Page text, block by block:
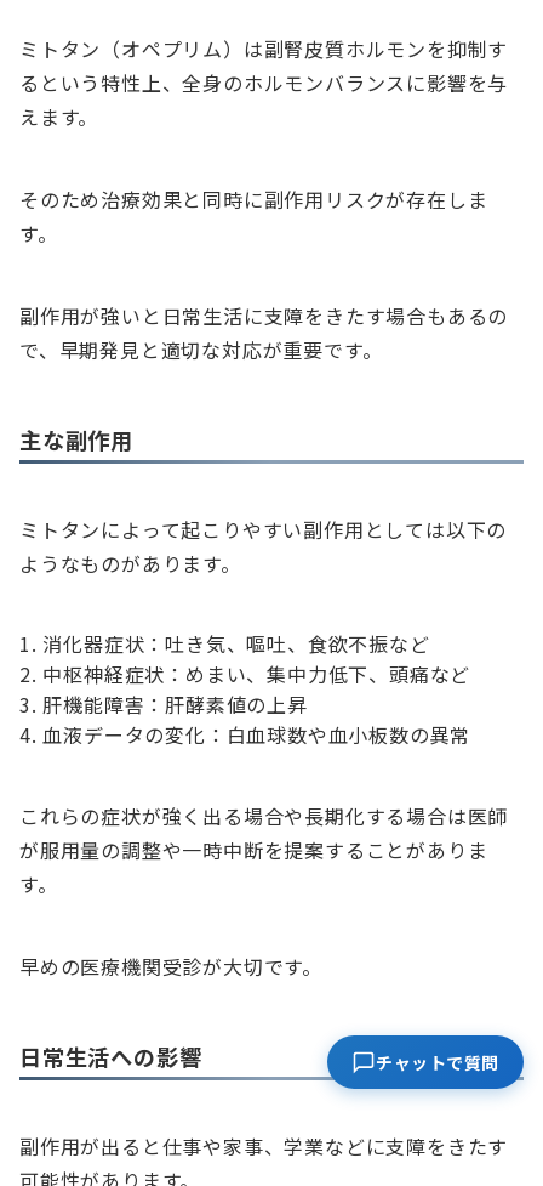
ミトタン（オペプリム）は副腎皮質ホルモンを抑制す
るという特性上、全身のホルモンバランスに影響を与
えます。
そのため治療効果と同時に副作用リスクが存在しま
す。
副作用が強いと日常生活に支障をきたす場合もあるの
で、早期発見と適切な対応が重要です。
主な副作用
ミトタンによって起こりやすい副作用としては以下の
ようなものがあります。
消化器症状：吐き気、嘔吐、食欲不振など
中枢神経症状：めまい、集中力低下、頭痛など
肝機能障害：肝酵素値の上昇
血液データの変化：白血球数や血小板数の異常
これらの症状が強く出る場合や長期化する場合は医師
が服用量の調整や一時中断を提案することがありま
す。
早めの医療機関受診が大切です。
日常生活への影響
副作用が出ると仕事や家事、学業などに支障をきたす
チャットで質問